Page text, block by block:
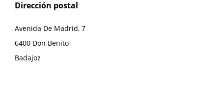
Dirección postal
Avenida De Madrid, 7
6400 Don Benito
Badajoz